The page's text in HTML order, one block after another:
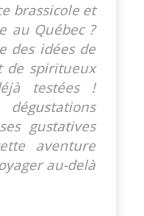
brassicole et
au Québec ?
des idées de
de spiritueux
testées !
gustatives
aventure
au-delà